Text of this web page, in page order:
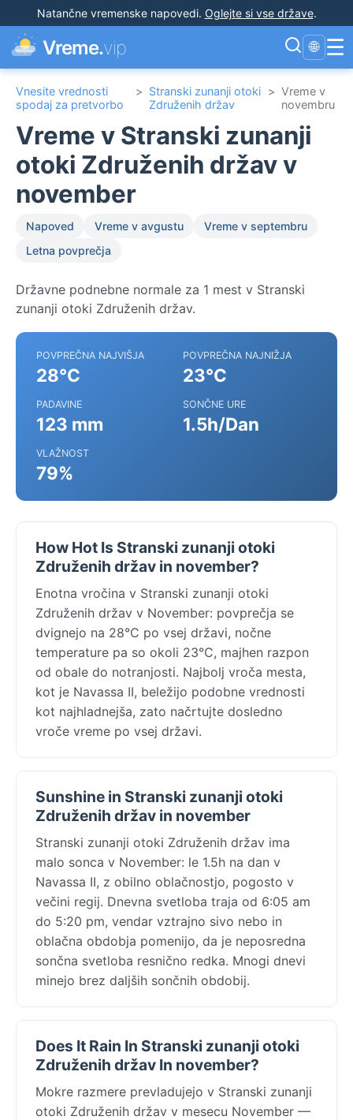
Natančne vremenske napovedi. Oglejte si vse države.
Vreme.vip 🌐 ☰
Vnesite vrednosti
spodaj za pretvorbo
> Stranski zunanji otoki
Združenih držav
> Vreme v
novembru
Vreme v Stranski zunanji
otoki Združenih držav v
november
Napoved Vreme v avgustu
Vreme v septembru
Letna povprečja
Državne podnebne normale za 1 mest v Stranski
zunanji otoki Združenih držav.
POVPREČNA NAJVIŠJA
28°C
POVPREČNA NAJNIŽJA
23°C
PADAVINE
123 mm
SONČNE URE
1.5h/Dan
VLAŽNOST
79%
How Hot Is Stranski zunanji otoki
Združenih držav in november?
Enotna vročina v Stranski zunanji otoki
Združenih držav v November: povprečja se
dvignejo na 28°C po vsej državi, nočne
temperature pa so okoli 23°C, majhen razpon
od obale do notranjosti. Najbolj vroča mesta,
kot je Navassa II, beležijo podobne vrednosti
kot najhladnejša, zato načrtujte dosledno
vroče vreme po vsej državi.
Sunshine in Stranski zunanji otoki
Združenih držav in november
Stranski zunanji otoki Združenih držav ima
malo sonca v November: le 1.5h na dan v
Navassa II, z obilno oblačnostjo, pogosto v
večini regij. Dnevna svetloba traja od 6:05 am
do 5:20 pm, vendar vztrajno sivo nebo in
oblačna obdobja pomenijo, da je neposredna
sončna svetloba resnično redka. Mnogi dnevi
minejo brez daljših sončnih obdobij.
Does It Rain In Stranski zunanji otoki
Združenih držav In november?
Mokre razmere prevladujejo v Stranski zunanji
otoki Združenih držav v mesecu November —